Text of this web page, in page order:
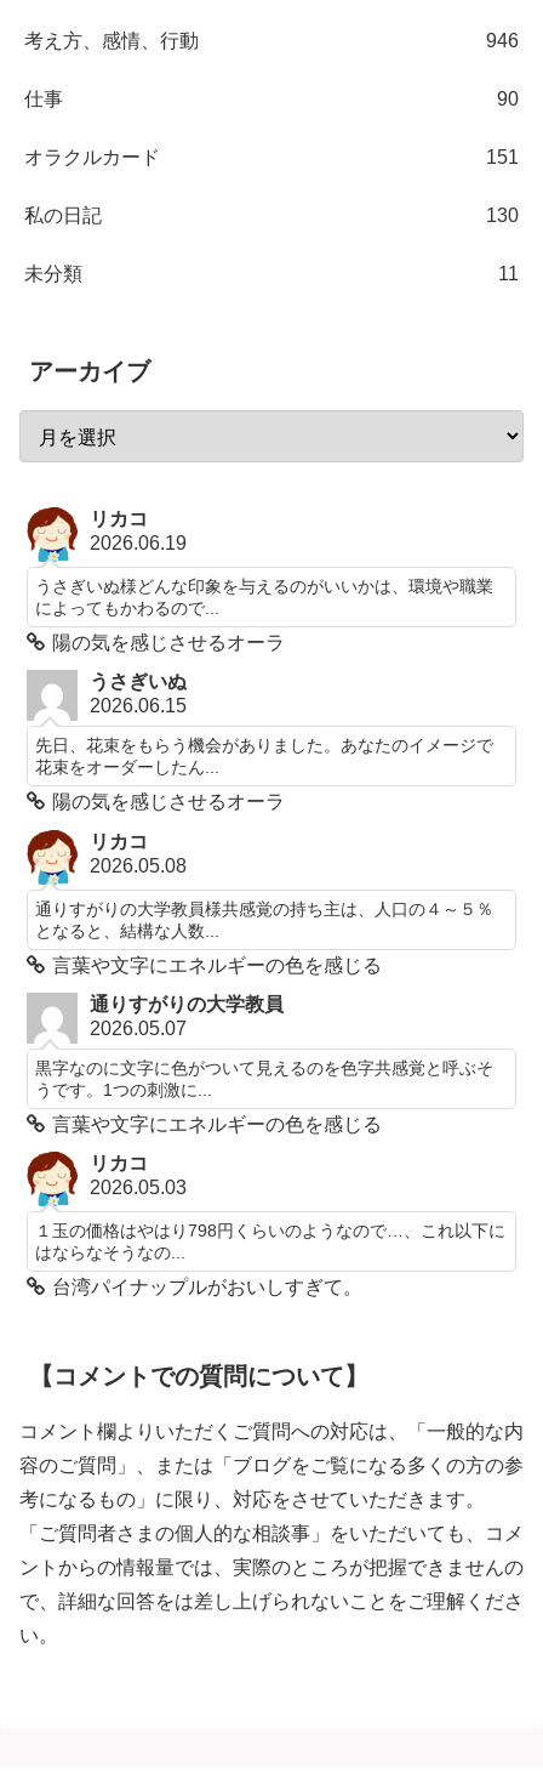
考え方、感情、行動 946
仕事 90
オラクルカード 151
私の日記 130
未分類 11
アーカイブ
リカコ
2026.06.19
うさぎいぬ様どんな印象を与えるのがいいかは、環境や職業
によってもかわるので...
陽の気を感じさせるオーラ
うさぎいぬ
2026.06.15
先日、花束をもらう機会がありました。あなたのイメージで
花束をオーダーしたん...
陽の気を感じさせるオーラ
リカコ
2026.05.08
通りすがりの大学教員様共感覚の持ち主は、人口の４～５％
となると、結構な人数...
言葉や文字にエネルギーの色を感じる
通りすがりの大学教員
2026.05.07
黒字なのに文字に色がついて見えるのを色字共感覚と呼ぶそ
うです。1つの刺激に...
言葉や文字にエネルギーの色を感じる
リカコ
2026.05.03
１玉の価格はやはり798円くらいのようなので…、これ以下に
はならなそうなの...
台湾パイナップルがおいしすぎて。
【コメントでの質問について】
コメント欄よりいただくご質問への対応は、「一般的な内
容のご質問」、または「ブログをご覧になる多くの方の参
考になるもの」に限り、対応をさせていただきます。
「ご質問者さまの個人的な相談事」をいただいても、コメ
ントからの情報量では、実際のところが把握できませんの
で、詳細な回答をは差し上げられないことをご理解くださ
い。